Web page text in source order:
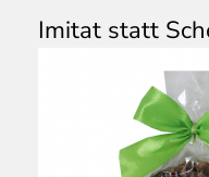
Imitat statt